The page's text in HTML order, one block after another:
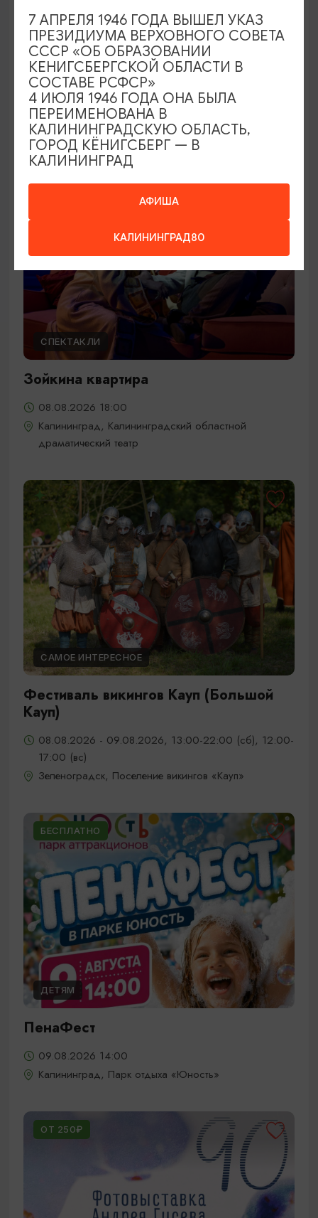
САМОЕ ИНТЕРЕСНОЕ
Следы времени. Экскурсия из цикла
«Другой зоопарк»
08.08.2026 10:00
Калининград, Калининградский зоопарк
ОТ 500₽ ПУШКИНСКАЯ КАРТА
СПЕКТАКЛИ
Зойкина квартира
08.08.2026 18:00
Калининград, Калининградский областной
драматический театр
САМОЕ ИНТЕРЕСНОЕ
Фестиваль викингов Кауп (Большой
Кауп)
08.08.2026 - 09.08.2026, 13:00-22:00 (сб), 12:00-
17:00 (вс)
Зеленоградск, Поселение викингов «Кауп»
БЕСПЛАТНО
ДЕТЯМ
ПенаФест
09.08.2026 14:00
Калининград, Парк отдыха «Юность»
ОТ 250₽
АФИША
КАЛИНИНГРАД80
7 АПРЕЛЯ 1946 ГОДА ВЫШЕЛ УКАЗ
ПРЕЗИДИУМА ВЕРХОВНОГО СОВЕТА
СССР «ОБ ОБРАЗОВАНИИ
КЕНИГСБЕРГСКОЙ ОБЛАСТИ В
СОСТАВЕ РСФСР»
4 ИЮЛЯ 1946 ГОДА ОНА БЫЛА
ПЕРЕИМЕНОВАНА В
КАЛИНИНГРАДСКУЮ ОБЛАСТЬ,
ГОРОД КЁНИГСБЕРГ — В
КАЛИНИНГРАД